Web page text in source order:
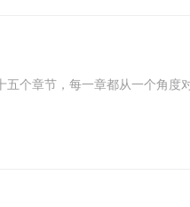
个章节，每一章都从一个角度